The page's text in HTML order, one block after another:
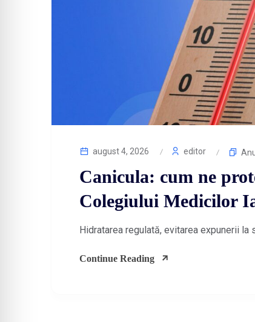
august 4, 2026 editor
Canicula: cum ne
Colegiului Medicilor
Hidratarea regulată, evitarea expunerii
Continue Reading